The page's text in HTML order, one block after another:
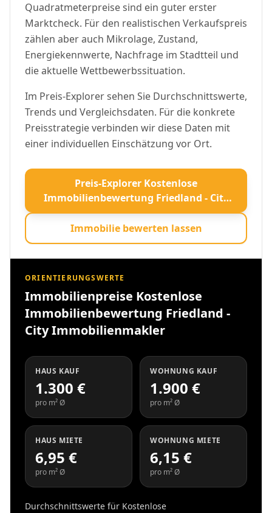
Quadratmeterpreise sind ein guter erster
Marktcheck. Für den realistischen Verkaufspreis
zählen aber auch Mikrolage, Zustand,
Energiekennwerte, Nachfrage im Stadtteil und
die aktuelle Wettbewerbssituation.
Im Preis-Explorer sehen Sie Durchschnittswerte,
Trends und Vergleichsdaten. Für die konkrete
Preisstrategie verbinden wir diese Daten mit
einer individuellen Einschätzung vor Ort.
Preis-Explorer Kostenlose
Immobilienbewertung Friedland - City
Immobilienmakler öffnen
Immobilie bewerten lassen
ORIENTIERUNGSWERTE
Immobilienpreise Kostenlose
Immobilienbewertung Friedland -
City Immobilienmakler
HAUS KAUF
1.300 €
pro m² Ø
WOHNUNG KAUF
1.900 €
pro m² Ø
HAUS MIETE
6,95 €
pro m² Ø
WOHNUNG MIETE
6,15 €
pro m² Ø
Durchschnittswerte für Kostenlose